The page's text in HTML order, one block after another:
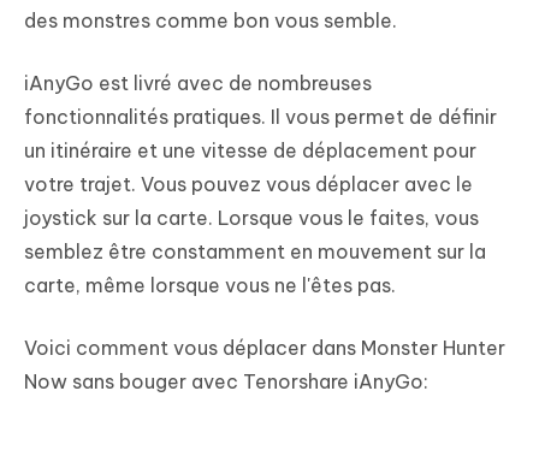
des monstres comme bon vous semble.
iAnyGo est livré avec de nombreuses
fonctionnalités pratiques. Il vous permet de définir
un itinéraire et une vitesse de déplacement pour
votre trajet. Vous pouvez vous déplacer avec le
joystick sur la carte. Lorsque vous le faites, vous
semblez être constamment en mouvement sur la
carte, même lorsque vous ne l'êtes pas.
Voici comment vous déplacer dans Monster Hunter
Now sans bouger avec Tenorshare iAnyGo: